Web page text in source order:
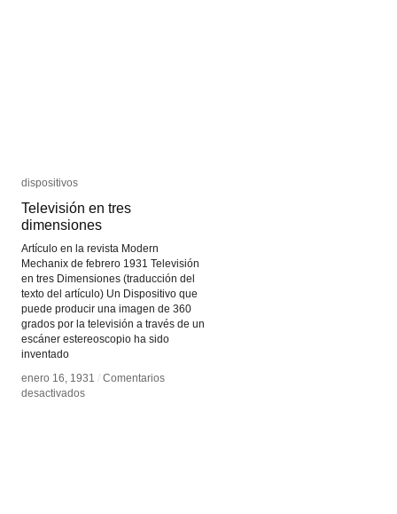
dispositivos
Televisión en tres
dimensiones
Artículo en la revista Modern
Mechanix de febrero 1931 Televisión
en tres Dimensiones (traducción del
texto del artículo) Un Dispositivo que
puede producir una imagen de 360
grados por la televisión a través de un
escáner estereoscopio ha sido
inventado
enero 16, 1931 / Comentarios
desactivadosen
dispositivos
Televisión en tres
dimensiones
enero 16, 1931 / Comentarios
desactivadosen